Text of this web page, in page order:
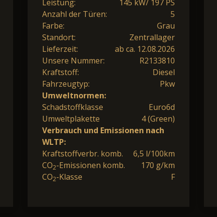
Leistung:
145 kW/ 197 PS
Anzahl der Türen:
5
Farbe:
Grau
Standort:
Zentrallager
Lieferzeit:
ab ca. 12.08.2026
Unsere Nummer:
R2133810
Kraftstoff:
Diesel
Fahrzeugtyp:
Pkw
Umweltnormen:
Schadstoffklasse
Euro6d
Umweltplakette
4 (Green)
Verbrauch und Emissionen nach
WLTP:
Kraftstoffverbr. komb.
6,5 l/100km
CO2-Emissionen komb.
170 g/km
CO2-Klasse F